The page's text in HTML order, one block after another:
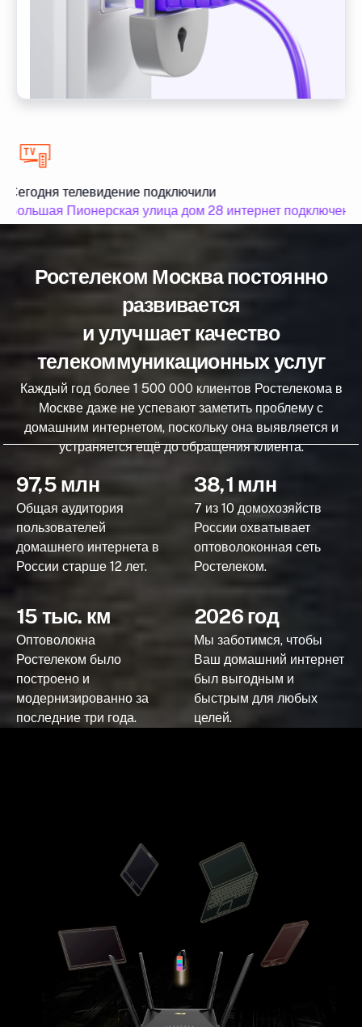
Сегодня телевидение подключили
Большая Пионерская улица дом 28 интернет подключен
Ростелеком Москва постоянно
развивается
и улучшает качество
телекоммуникационных услуг
Каждый год более 1 500 000 клиентов Ростелекома в
Москве даже не успевают заметить проблему с
домашним интернетом, поскольку она выявляется и
устраняется ещё до обращения клиента.
97,5 млн
Общая аудитория
пользователей
домашнего интернета в
России старше 12 лет.
38,1 млн
7 из 10 домохозяйств
России охватывает
оптоволоконная сеть
Ростелеком.
15 тыс. км
Оптоволокна
Ростелеком было
построено и
модернизированно за
последние три года.
2026 год
Мы заботимся, чтобы
Ваш домашний интернет
был выгодным и
быстрым для любых
целей.